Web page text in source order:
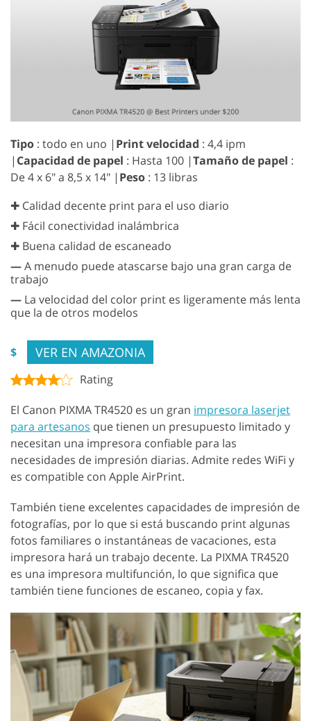
Tipo : todo en uno | Print velocidad : 4,4 ipm
| Capacidad de papel : Hasta 100 |Tamaño de papel :
De 4 x 6" a 8,5 x 14" | Peso : 13 libras
✚ Calidad decente print para el uso diario
✚ Fácil conectividad inalámbrica
✚ Buena calidad de escaneado
—A menudo puede atascarse bajo una gran carga de
trabajo
— La velocidad del color print es ligeramente más lenta
que la de otros modelos
$ VER EN AMAZONIA
Rating
El Canon PIXMA TR4520 es un gran impresora laserjet
para artesanos que tienen un presupuesto limitado y
necesitan una impresora confiable para las
necesidades de impresión diarias. Admite redes WiFi y
es compatible con Apple AirPrint.
También tiene excelentes capacidades de impresión de
fotografías, por lo que si está buscando print algunas
fotos familiares o instantáneas de vacaciones, esta
impresora hará un trabajo decente. La PIXMA TR4520
es una impresora multifunción, lo que significa que
también tiene funciones de escaneo, copia y fax.